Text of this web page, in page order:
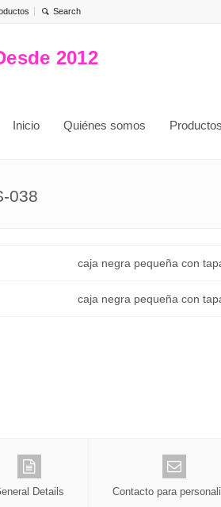
2012
Inicio Quiénes somos Productos
038
Details Contacto para